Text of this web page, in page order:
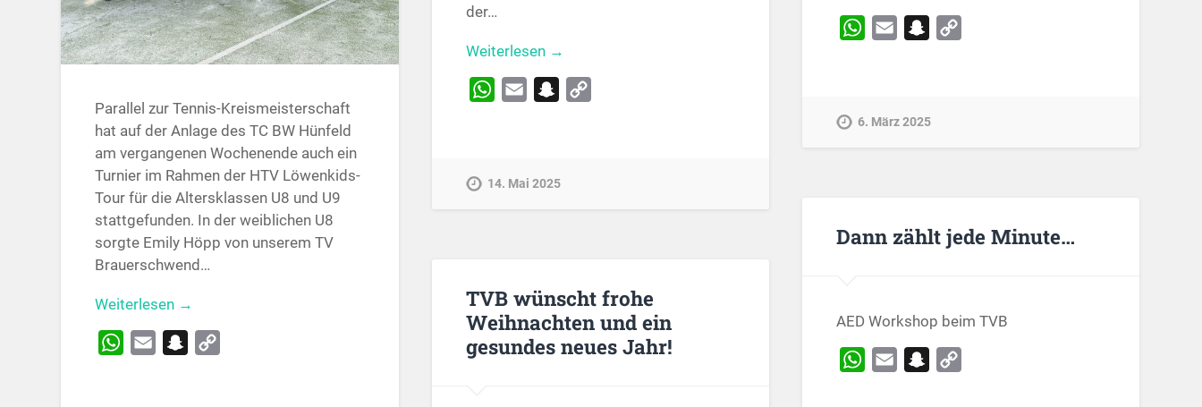
Parallel zur Tennis-Kreismeisterschaft
hat auf der Anlage des TC BW Hünfeld
am vergangenen Wochenende auch ein
Turnier im Rahmen der HTV Löwenkids-
Tour für die Altersklassen U8 und U9
stattgefunden. In der weiblichen U8
sorgte Emily Höpp von unserem TV
Brauerschwend…
Weiterlesen →
WhatsApp
Email Snapchat
der…
Weiterlesen →
WhatsApp
Email Snapchat
14. Mai 2025
WhatsApp
Email Snapchat
6. März 2025
Dann zählt jede Minute…
AED Workshop beim TVB
WhatsApp
Email Snapchat
TVB wünscht frohe
Weihnachten und ein
gesundes neues Jahr!